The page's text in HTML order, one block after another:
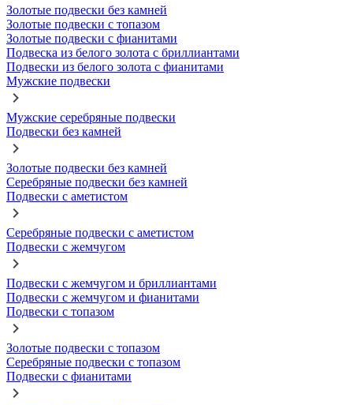
Золотые подвески без камней
Золотые подвески с топазом
Золотые подвески с фианитами
Подвеска из белого золота с бриллиантами
Подвески из белого золота с фианитами
Мужские подвески
Мужские серебряные подвески
Подвески без камней
Золотые подвески без камней
Серебряные подвески без камней
Подвески с аметистом
Серебряные подвески с аметистом
Подвески с жемчугом
Подвески с жемчугом и бриллиантами
Подвески с жемчугом и фианитами
Подвески с топазом
Золотые подвески с топазом
Серебряные подвески с топазом
Подвески с фианитами